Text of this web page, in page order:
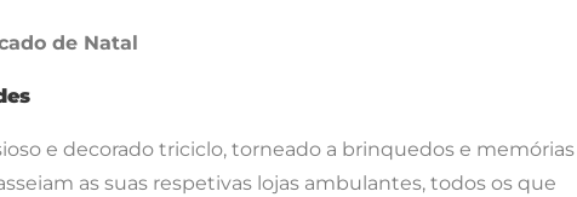
de Natal
e decorado triciclo, torneado a brinquedos e memórias
as suas respetivas lojas ambulantes, todos os que